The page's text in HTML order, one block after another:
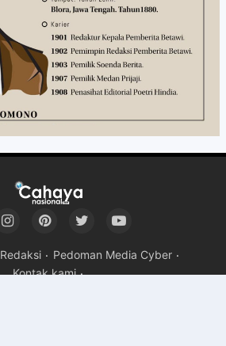
Redaksi
Pedoman Media Cyber
Kontak kami